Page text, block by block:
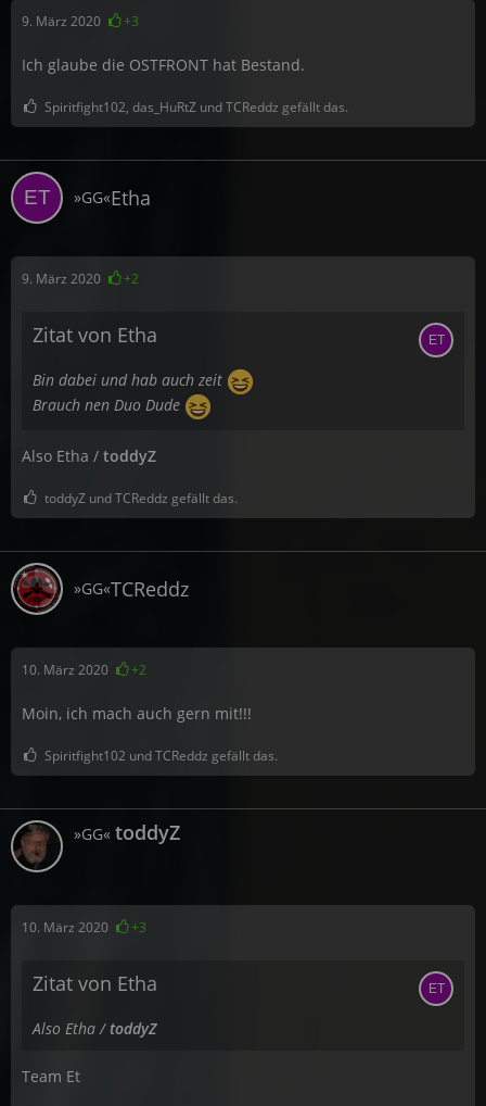
9. März 2020 +3
Ich glaube die OSTFRONT hat Bestand.
Spiritfight102, das_HuRtZ und TCReddz gefällt das.
»GG«Etha
9. März 2020 +2
Zitat von Etha
Bin dabei und hab auch zeit
Brauch nen Duo Dude
Also Etha / toddyZ
toddyZ und TCReddz gefällt das.
»GG«TCReddz
10. März 2020 +2
Moin, ich mach auch gern mit!!!
Spiritfight102 und TCReddz gefällt das.
»GG« toddyZ
10. März 2020 +3
Zitat von Etha
Also Etha / toddyZ
Team Et